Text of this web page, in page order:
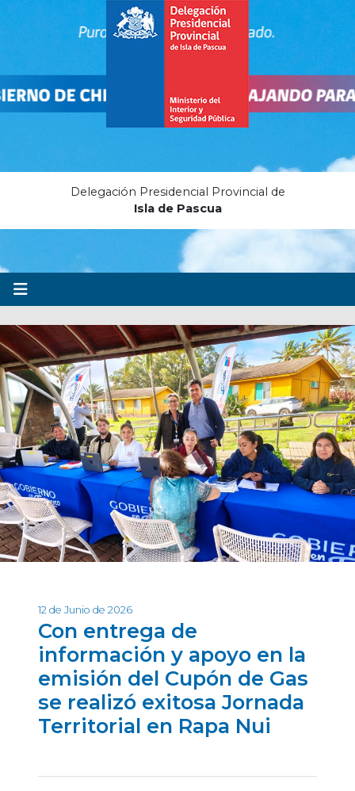
Delegación Presidencial Provincial de
Isla de Pascua
12 de Junio de 2026
Con entrega de
información y apoyo en la
emisión del Cupón de Gas
se realizó exitosa Jornada
Territorial en Rapa Nui